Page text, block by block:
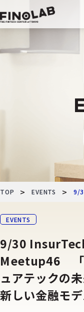
ン
ン
TOP > EVENTS > 9/
EVENTS
9/30
Meetup46 「
ュアテックの
新しい金融モ